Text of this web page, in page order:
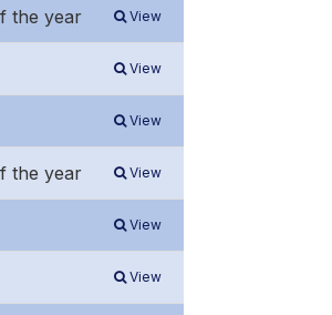
the year View
View
View
the year View
View
View